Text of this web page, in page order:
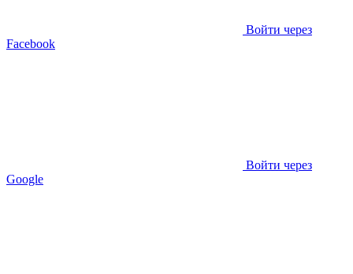
Войти через
Facebook
Войти через
Google